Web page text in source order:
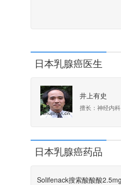
日本乳腺癌医生
井上有史
擅长：神经内科
日本乳腺癌药品